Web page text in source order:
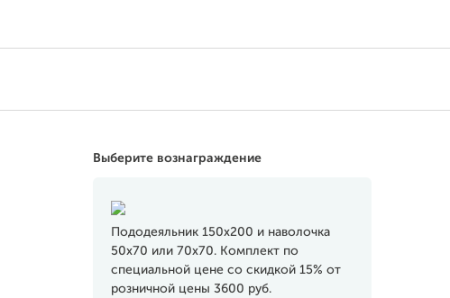
Выберите вознаграждение
Пододеяльник 150х200 и наволочка
50х70 или 70х70. Комплект по
специальной цене со скидкой 15% от
розничной цены 3600 руб.